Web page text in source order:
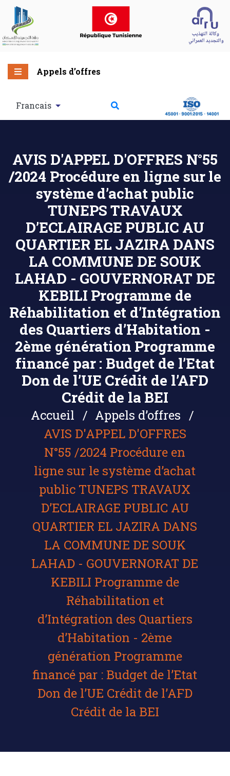
Appels d’offres
Francais
AVIS D'APPEL D'OFFRES N°55
/2024 Procédure en ligne sur le
système d’achat public
TUNEPS TRAVAUX
D’ECLAIRAGE PUBLIC AU
QUARTIER EL JAZIRA DANS
LA COMMUNE DE SOUK
LAHAD - GOUVERNORAT DE
KEBILI Programme de
Réhabilitation et d’Intégration
des Quartiers d’Habitation -
2ème génération Programme
financé par : Budget de l’Etat
Don de l’UE Crédit de l’AFD
Crédit de la BEI
Accueil
Appels d’offres
AVIS D'APPEL D'OFFRES
N°55 /2024 Procédure en
ligne sur le système d’achat
public TUNEPS TRAVAUX
D’ECLAIRAGE PUBLIC AU
QUARTIER EL JAZIRA DANS
LA COMMUNE DE SOUK
LAHAD - GOUVERNORAT DE
KEBILI Programme de
Réhabilitation et
d’Intégration des Quartiers
d’Habitation - 2ème
génération Programme
financé par : Budget de l’Etat
Don de l’UE Crédit de l’AFD
Crédit de la BEI